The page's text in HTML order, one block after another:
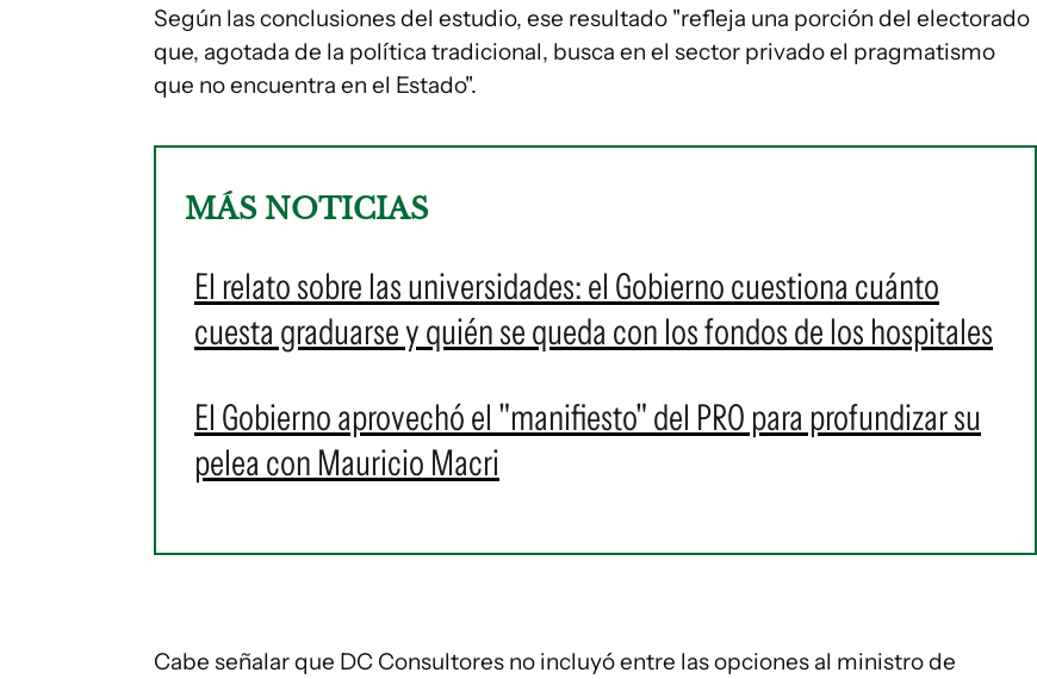
Según las conclusiones del estudio, ese resultado "refleja una porción del electorado
que, agotada de la política tradicional, busca en el sector privado el pragmatismo
que no encuentra en el Estado".
MÁS NOTICIAS
El relato sobre las universidades: el Gobierno cuestiona cuánto
cuesta graduarse y quién se queda con los fondos de los hospitales
El Gobierno aprovechó el "manifiesto" del PRO para profundizar su
pelea con Mauricio Macri
Cabe señalar que DC Consultores no incluyó entre las opciones al ministro de